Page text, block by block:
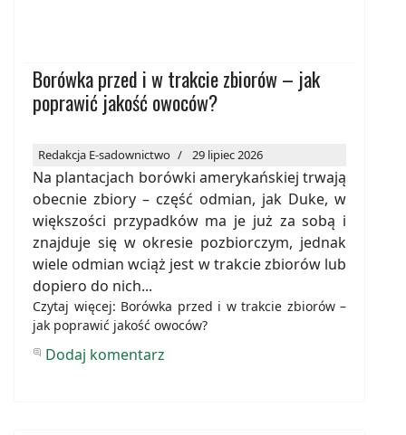
Borówka przed i w trakcie zbiorów – jak
poprawić jakość owoców?
Redakcja E-sadownictwo 29 lipiec 2026
Na plantacjach borówki amerykańskiej trwają
obecnie zbiory – część odmian, jak Duke, w
większości przypadków ma je już za sobą i
znajduje się w okresie pozbiorczym, jednak
wiele odmian wciąż jest w trakcie zbiorów lub
dopiero do nich...
Czytaj więcej: Borówka przed i w trakcie zbiorów –
jak poprawić jakość owoców?
Dodaj komentarz